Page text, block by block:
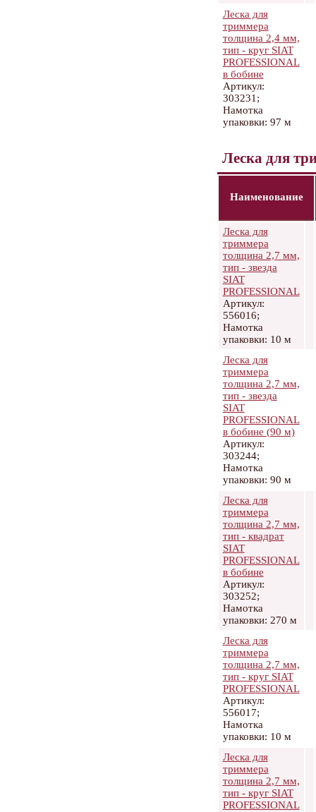
Леска для
триммера
толщина 2,4 мм,
тип - круг SIAT
PROFESSIONAL
в бобине
Артикул:
303231;
Намотка
упаковки: 97 м
Леска для
Наименование
Леска для
триммера
толщина 2,7 мм,
тип - звезда
SIAT
PROFESSIONAL
Артикул:
556016;
Намотка
упаковки: 10 м
Леска для
триммера
толщина 2,7 мм,
тип - звезда
SIAT
PROFESSIONAL
в бобине (90 м)
Артикул:
303244;
Намотка
упаковки: 90 м
Леска для
триммера
толщина 2,7 мм,
тип - квадрат
SIAT
PROFESSIONAL
в бобине
Артикул:
303252;
Намотка
упаковки: 270 м
Леска для
триммера
толщина 2,7 мм,
тип - круг SIAT
PROFESSIONAL
Артикул:
556017;
Намотка
упаковки: 10 м
Леска для
триммера
толщина 2,7 мм,
тип - круг SIAT
PROFESSIONAL